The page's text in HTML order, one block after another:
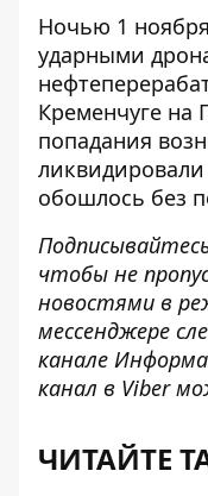
Ночью 1
ударными
Кременчуге на
попадания
ликвидировали
обошлось без
чтобы не
новостями в
мессенджере
канале
канал в Viber
ЧИТАЙТЕ